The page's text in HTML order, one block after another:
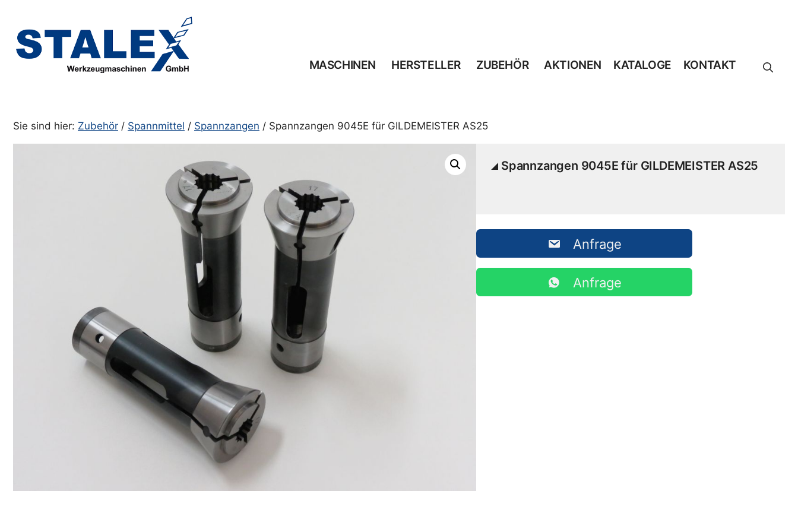
springen
MASCHINEN HERSTELLER ZUBEHÖR AKTIONEN KATALOGE KONTAKT
Sie sind hier: Zubehör / Spannmittel / Spannzangen / Spannzangen 9045E für GILDEMEISTER AS25
Spannzangen 9045E für GILDEMEISTER AS25
Anfrage
Anfrage